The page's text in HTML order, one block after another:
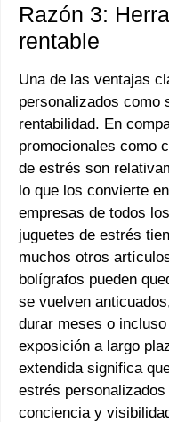
Razón 3:
rentable
Una de las ventajas
personalizados como
rentabilidad. En
promocionales como
de estrés son
lo que los convierte
empresas de todos
juguetes de estrés
muchos otros
bolígrafos pueden
se vuelven
durar meses o
exposición a largo
extendida significa
estrés
conciencia y